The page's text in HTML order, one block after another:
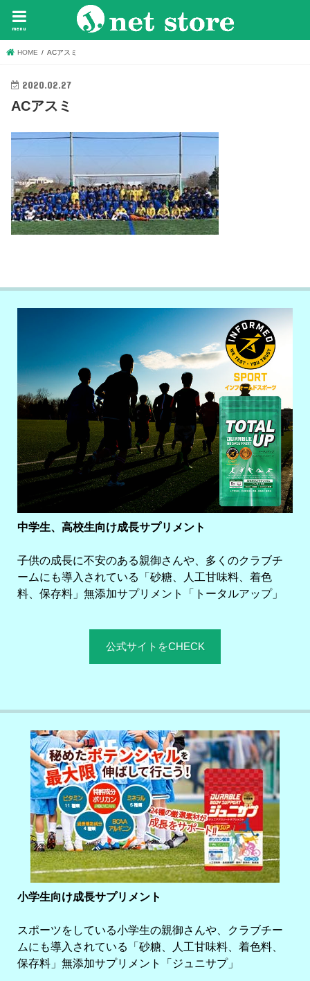
menu
HOME ACアスミ
2020.02.27
ACアスミ
中学生、高校生向け成長サプリメント
子供の成長に不安のある親御さんや、多くのクラブチ
ームにも導入されている「砂糖、人工甘味料、着色
料、保存料」無添加サプリメント「トータルアップ」
公式サイトをCHECK
小学生向け成長サプリメント
スポーツをしている小学生の親御さんや、クラブチー
ムにも導入されている「砂糖、人工甘味料、着色料、
保存料」無添加サプリメント「ジュニサプ」